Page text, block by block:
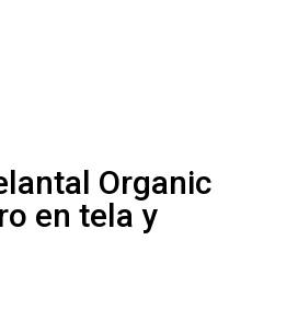
Organic
en tela y